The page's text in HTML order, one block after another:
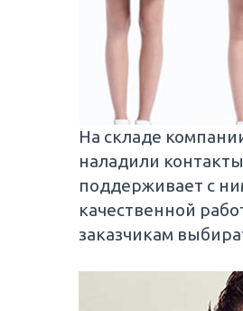
На складе
наладили
поддерживает с
качественной
заказчикам